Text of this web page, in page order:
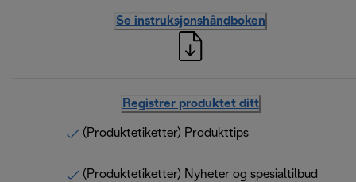
Se instruksjonshåndboken
Registrer produktet ditt
(Produktetiketter) Produkttips
(Produktetiketter) Nyheter og spesialtilbud